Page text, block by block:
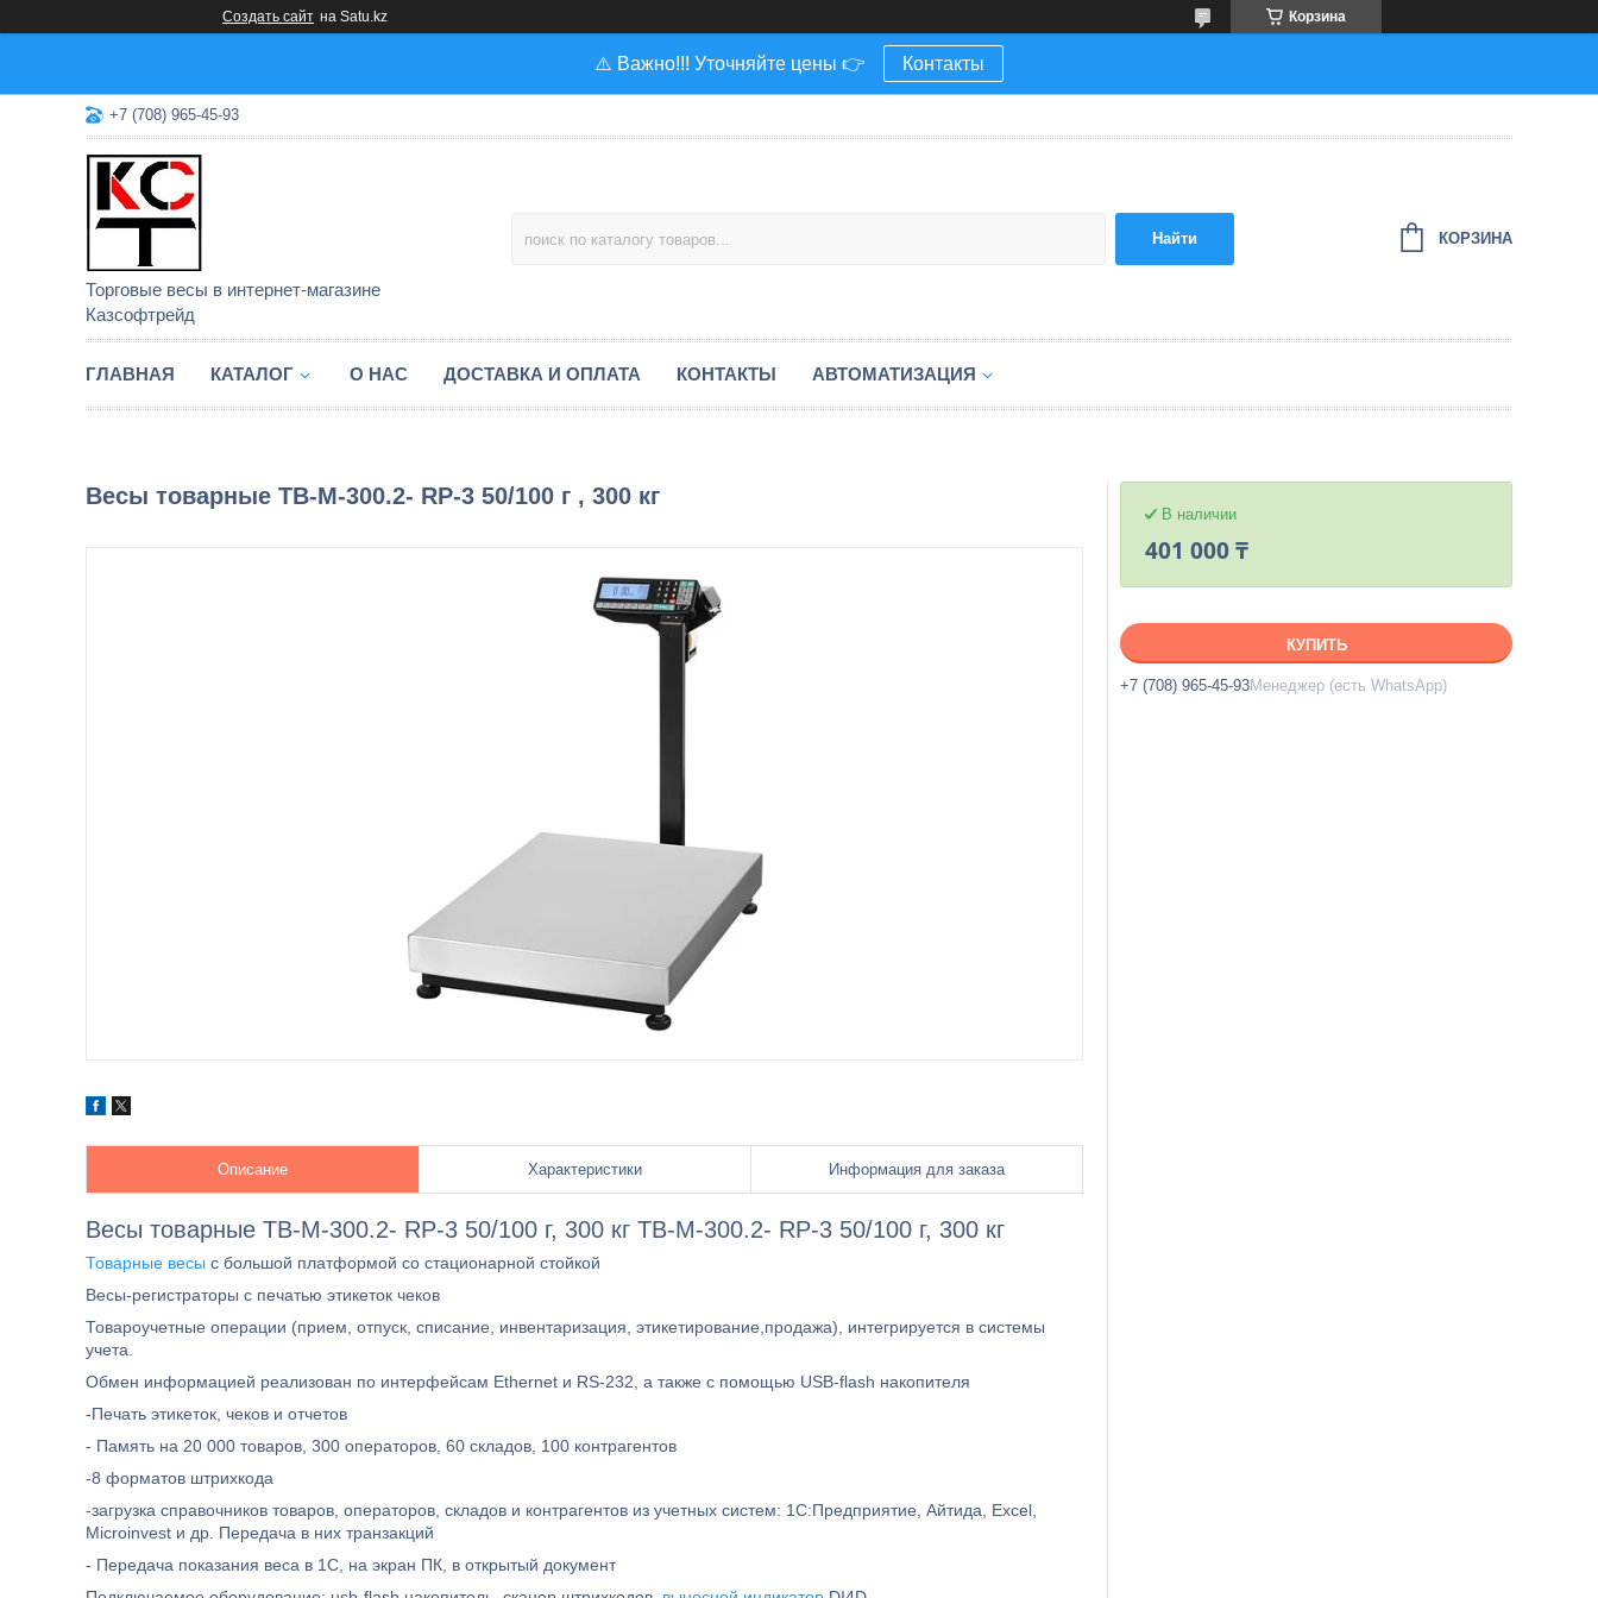
Создать сайт на Satu.kz Корзина
⚠️ Важно!!! Уточняйте цены 👉 Контакты
+7 (708) 965-45-93
Торговые весы в интернет-магазине
Казсофтрейд
Найти КОРЗИНА
ГЛАВНАЯ КАТАЛОГ О НАС ДОСТАВКА И ОПЛАТА КОНТАКТЫ АВТОМАТИЗАЦИЯ
Весы товарные TB-М-300.2- RР-3 50/100 г , 300 кг
Описание Характеристики Информация для заказа
Весы товарные TB-М-300.2- RР-3 50/100 г, 300 кг TB-М-300.2- RР-3 50/100 г, 300 кг
Товарные весы с большой платформой со стационарной стойкой
Весы-регистраторы с печатью этикеток чеков
Товароучетные операции (прием, отпуск, списание, инвентаризация, этикетирование,продажа), интегрируется в системы
учета.
Обмен информацией реализован по интерфейсам Ethernet и RS-232, а также с помощью USB-flash накопителя
-Печать этикеток, чеков и отчетов
- Память на 20 000 товаров, 300 операторов, 60 складов, 100 контрагентов
-8 форматов штрихкода
-загрузка справочников товаров, операторов, складов и контрагентов из учетных систем: 1С:Предприятие, Айтида, Excel,
Microinvest и др. Передача в них транзакций
- Передача показания веса в 1С, на экран ПК, в открытый документ
В наличии
401 000 ₸
КУПИТЬ
+7 (708) 965-45-93Менеджер (есть WhatsApp)